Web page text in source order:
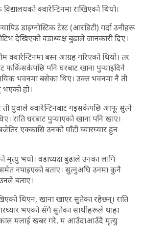
क्वारेन्टिनमा राखिएको थियो।
डाइग्नोस्टिक टेस्ट (आरडिटी) गर्दा उनीहरू
देखिएको वडाध्यक्ष बुढाले जानकारी दिए।
क्वारेन्टिनमा बस्न आग्रह गरिएको थियो। तर
फर्किसकेपछि पनि घरबाट खाना पुर्‍याइदिने
भवनमा बसेका थिए। उक्त भवनमा नै ती
भएको हो।
ती युवाले क्वारेन्टिनबाट गइसकेपछि आफू सुत्ने
राति घरबाट पुर्‍याएको खाना पनि खाए।
एक्कासि उनको घाँटी घ्यारघ्यार हुन
भयो। वडाध्यक्ष बुढाले उनका लागि
नपाइएको बताए। सुत्नुअघि उनमा कुनै
बताए।
थिएन, खाना खाएर सुतेका रहेछन्। राति
भएको सँगै सुतेका साथीहरूले थाहा
मलाई खबर गरे, म आउँदाआउँदै मृत्यु